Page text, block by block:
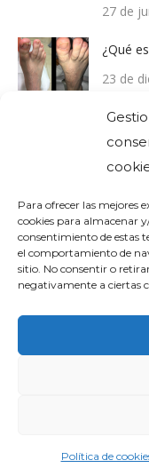
Para ofrecer las mejores
cookies para almacenar
consentimiento de estas
el comportamiento de
sitio. No consentir o
negativamente a ciertas
Política de
27 de
¿Qué
23 de
Comentarios